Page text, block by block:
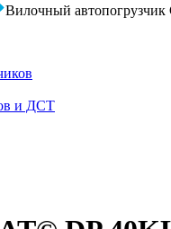
Вилочный
и ДСТ